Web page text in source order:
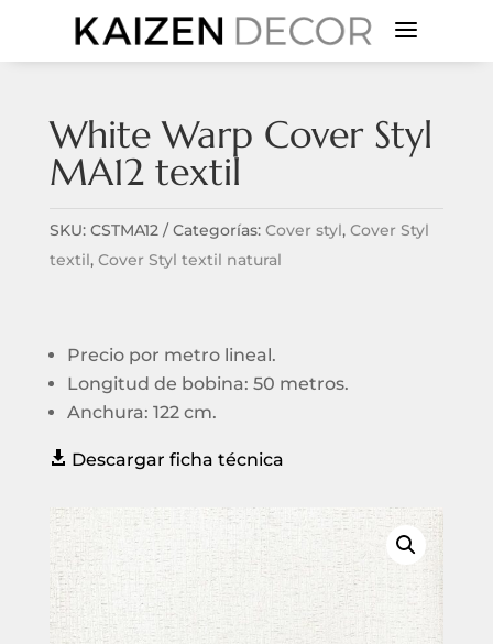
a
White Warp Cover Styl
MA12 textil
SKU: CSTMA12 Categorías: Cover styl, Cover Styl
textil, Cover Styl textil natural
Precio por metro lineal.
Longitud de bobina: 50 metros.
Anchura: 122 cm.
 Descargar ficha técnica